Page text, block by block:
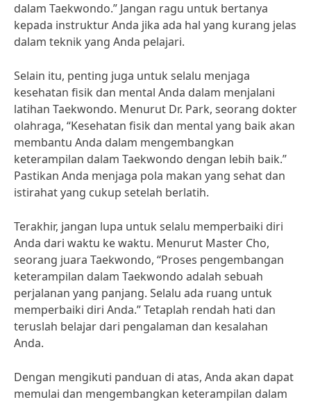
dalam Taekwondo.” Jangan ragu untuk bertanya
kepada instruktur Anda jika ada hal yang kurang jelas
dalam teknik yang Anda pelajari.
Selain itu, penting juga untuk selalu menjaga
kesehatan fisik dan mental Anda dalam menjalani
latihan Taekwondo. Menurut Dr. Park, seorang dokter
olahraga, “Kesehatan fisik dan mental yang baik akan
membantu Anda dalam mengembangkan
keterampilan dalam Taekwondo dengan lebih baik.”
Pastikan Anda menjaga pola makan yang sehat dan
istirahat yang cukup setelah berlatih.
Terakhir, jangan lupa untuk selalu memperbaiki diri
Anda dari waktu ke waktu. Menurut Master Cho,
seorang juara Taekwondo, “Proses pengembangan
keterampilan dalam Taekwondo adalah sebuah
perjalanan yang panjang. Selalu ada ruang untuk
memperbaiki diri Anda.” Tetaplah rendah hati dan
teruslah belajar dari pengalaman dan kesalahan
Anda.
Dengan mengikuti panduan di atas, Anda akan dapat
memulai dan mengembangkan keterampilan dalam